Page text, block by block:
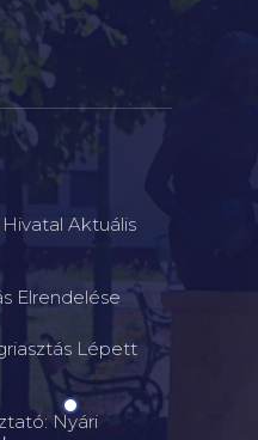
Aktuális
Elrendelése
Lépett
Nyári